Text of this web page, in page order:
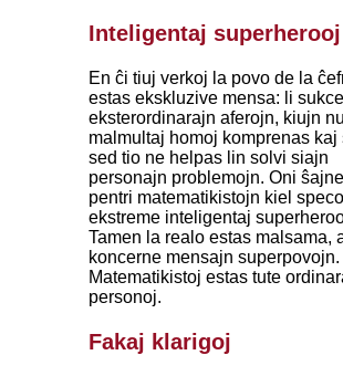
Inteligentaj superherooj
En ĉi tiuj verkoj la povo de la
estas ekskluzive mensa: li
eksterordinarajn aferojn, kiujn
malmultaj homoj komprenas kaj
sed tio ne helpas lin solvi siajn
personajn problemojn. Oni
pentri matematikistojn kiel
ekstreme inteligentaj
Tamen la realo estas malsama,
koncerne mensajn superpovojn.
Matematikistoj estas tute
personoj.
Fakaj klarigoj